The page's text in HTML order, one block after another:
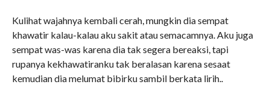
Kulihat wajahnya kembali cerah, mungkin dia sempat
khawatir kalau-kalau aku sakit atau semacamnya. Aku juga
sempat was-was karena dia tak segera bereaksi, tapi
rupanya kekhawatiranku tak beralasan karena sesaat
kemudian dia melumat bibirku sambil berkata lirih..